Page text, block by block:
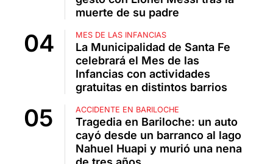
muerte de su padre
MES DE LAS INFANCIAS
La Municipalidad de Santa Fe
celebrará el Mes de las
Infancias con actividades
gratuitas en distintos barrios
ACCIDENTE EN BARILOCHE
Tragedia en Bariloche: un auto
cayó desde un barranco al lago
Nahuel Huapi y murió una nena